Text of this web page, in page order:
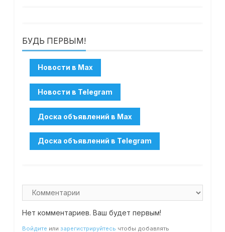
БУДЬ ПЕРВЫМ!
Нет комментариев. Ваш будет первым!
Войдите или зарегистрируйтесь чтобы добавлять